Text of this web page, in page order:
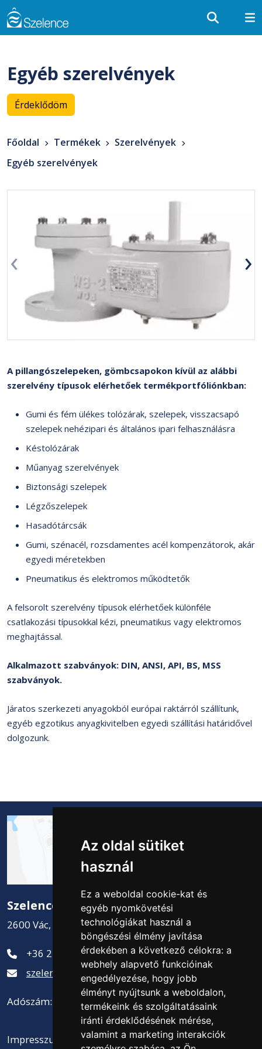
Az oldal sütiket
használ
Ez a weboldal cookie-kat és
egyéb nyomkövetési
technológiákat használ a
böngészési élmény javítása
érdekében a következő célokra: a
webhely alapvető funkcióinak
engedélyezése, hogy jobb
élményt nyújtsunk a weboldalon,
termékeink és szolgáltatásaink
iránti érdeklődésének mérése,
valamint a marketing interakciók
Egyéb szerelvények
Érdeklődöm
Főoldal Termékek
Szerelvények
Egyéb szerelvények
‹ ›
A pillangószelepeken, gömbcsapokon kívül az alábbi
szerelvény típusok elérhetőek termékportfóliónkban:
Gumi és fém ülékes tolózárak, szelepek, visszacsapó
szelepek nehézipari és általános ipari felhasználásra
Késtolózárak
Műanyag szerelvények
Biztonsági szelepek
Légzőszelepek
Hasadótárcsák
Gumi, szénacél, rozsdamentes acél kompenzátorok, akár
egyedi méretekben
Pneumatikus és elektromos működtetők
A felsorolt szerelvény típusok elérhetőek különféle
csatlakozási típusokkal kézi, pneumatikus vagy elektromos
meghajtással.
Alkalmazott szabványok: DIN, ANSI, API, BS, MSS
szabványok.
Járatos szerkezeti anyagokból európai raktárról szállítunk,
egyéb egzotikus anyagkivitelben egyedi szállítási határidővel
dolgozunk.
Szelence Kft.
2600 Vác, Csatamező út 2.
+36 27 311-881
szelence@szelencekft.hu
Adószám: 12141300-2-13
Impresszum